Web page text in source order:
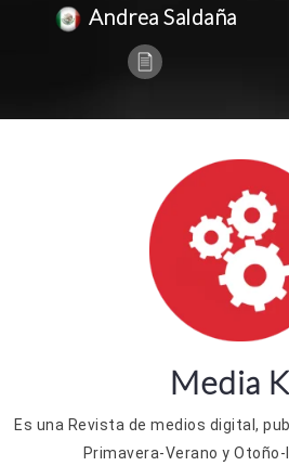
Andrea Saldaña
Media
Es una Revista de medios digital,
Primavera-Verano y Otoño-